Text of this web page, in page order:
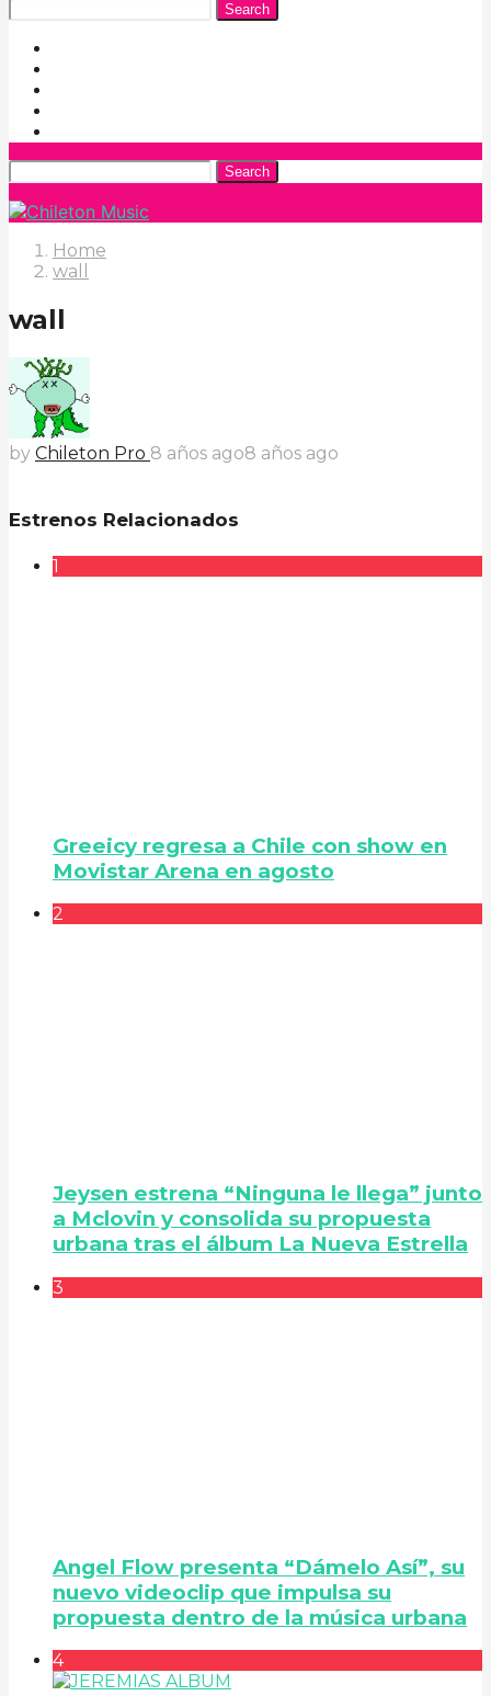
Search
Search
Home
wall
wall
by Chileton Pro 8 años ago8 años ago
Estrenos Relacionados
1
Greeicy regresa a Chile con show en
Movistar Arena en agosto
2
Jeysen estrena “Ninguna le llega” junto
a Mclovin y consolida su propuesta
urbana tras el álbum La Nueva Estrella
3
Angel Flow presenta “Dámelo Así”, su
nuevo videoclip que impulsa su
propuesta dentro de la música urbana
4